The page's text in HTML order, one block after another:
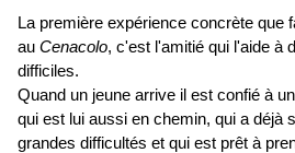
La première expérience concrète que
au Cenacolo, c'est l'amitié qui l'aide à
difficiles.
Quand un jeune arrive il est confié à
qui est lui aussi en chemin, qui a déjà
grandes difficultés et qui est prêt à